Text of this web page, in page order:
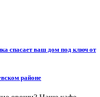
спасает ваш дом под ключ от
районе